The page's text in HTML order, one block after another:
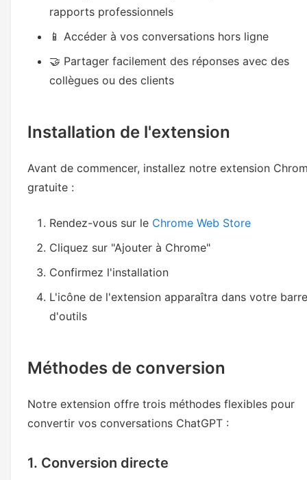
rapports professionnels
📱 Accéder à vos conversations hors ligne
🤝 Partager facilement des réponses avec des
collègues ou des clients
Installation de l'extension
Avant de commencer, installez notre extension
gratuite :
Rendez-vous sur le Chrome Web Store
Cliquez sur "Ajouter à Chrome"
Confirmez l'installation
L'icône de l'extension apparaîtra dans votre barre
d'outils
Méthodes de conversion
Notre extension offre trois méthodes flexibles pour
convertir vos conversations ChatGPT :
1. Conversion directe